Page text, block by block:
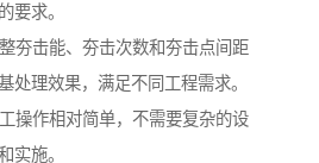
要求。
夯击能、夯击次数和夯击点间距
处理效果，满足不同工程需求。
操作相对简单，不需要复杂的设
实施。